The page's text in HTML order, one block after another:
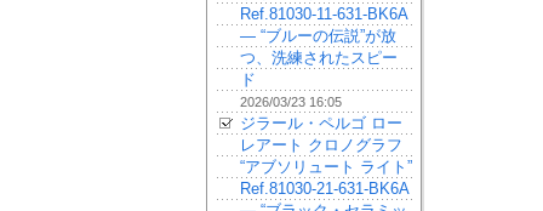
Ref.81030-11-631-BK6A
— “ブルーの伝説”が放
つ、洗練されたスピー
ド
2026/03/23 16:05
ジラール・ペルゴ ロー
レアート クロノグラフ
“アブソリュート ライト”
Ref.81030-21-631-BK6A